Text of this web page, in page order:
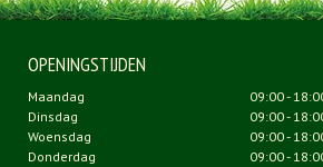
OPENINGSTIJDEN
Maandag
09:00 -
Dinsdag
09:00 -
Woensdag
09:00 -
Donderdag
09:00 -